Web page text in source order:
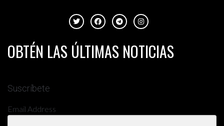
OBTÉN LAS ÚLTIMAS NOTICIAS
Suscríbete
Email Address